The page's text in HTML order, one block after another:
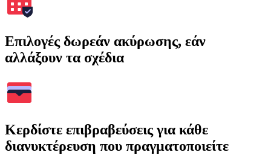
Επιλογές δωρεάν ακύρωσης, εάν
αλλάξουν τα σχέδια
Κερδίστε επιβραβεύσεις για κάθε
διανυκτέρευση που πραγματοποιείτε